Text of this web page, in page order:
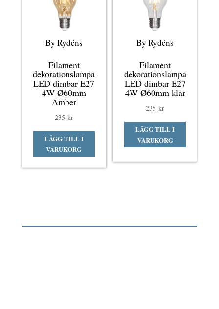
By Rydéns
Filament
dekorationslampa
LED dimbar E27
4W Ø60mm
Amber
235 kr
LÄGG TILL I
VARUKORG
By Rydéns
Filament
dekorationslampa
LED dimbar E27
4W Ø60mm klar
235kr
LÄGG TILL I
VARUKORG